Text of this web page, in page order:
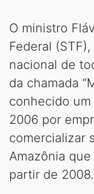
O ministro
Federal
nacional de
da chamada
conhecido
2006 por
comercializar
Amazônia
partir de 2008.